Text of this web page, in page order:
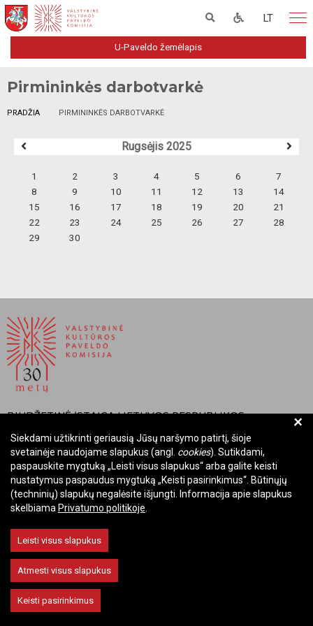
LT
U-Paveldo žemėlapis
Pirmininkės darbotvarkė
PRADŽIA PIRMININKĖS DARBOTVARKĖ
Rugsėjis 2025
1 2 3 4 5 6
7
8
9 10 11 12 13
14
15
16 17 18 19 20
21
22
23 24 25 26 27
28
29
30
BIUDŽETINĖ ĮSTAIGA LIETUVOS RESPUBLIKOS
VALSTYBINĖ KULTŪROS PAVELDO KOMISIJA
Įmonės kodas: Juridinių asmenų registre 288700520
Adresas: Rūdninkų g. 13, 01135 Vilnius
Telefonas: +370 699 13972
El. paštas: komisija@vkpk.lt
Keisti slapukų nustatymus
+
Siekdami užtikrinti geriausią Jūsų naršymo patirtį, šioje
svetainėje naudojame slapukus (angl. cookies). Sutikdami,
paspauskite mygtuką „Leisti visus slapukus“ arba galite keisti
nustatymus paspaudus mygtuką „Keisti pasirinkimus“. Būtinųjų
(techninių) slapukų negalėsite išjungti. Informacija apie slapukus
skelbiama Privatumo politikoje
Leisti visus slapukus
Atmesti visus slapukus
Keisti pasirinkimus